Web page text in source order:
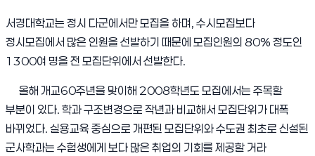
서경대학교는 정시 다군에서만 모집을 하며, 수시모집보다
정시모집에서 많은 인원을 선발하기 때문에 모집인원의 80% 정도인
1300여 명을 전 모집단위에서 선발한다.
올해 개교60주년을 맞이해 2008학년도 모집에서는 주목할
부분이 있다. 학과 구조변경으로 작년과 비교해서 모집단위가 대폭
바뀌었다. 실용교육 중심으로 개편된 모집단위와 수도권 최초로 신설된
군사학과는 수험생에게 보다 많은 취업의 기회를 제공할 거라